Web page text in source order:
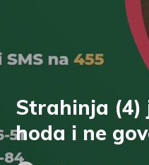
Strahinja (4)
hoda i ne